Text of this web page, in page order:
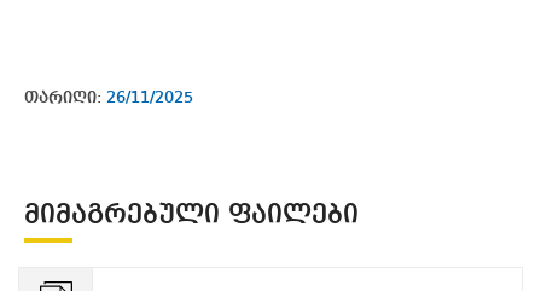
თარიღი: 26/11/2025
ᲛᲘᲛᲐᲒᲠᲔᲑᲣᲚᲘ ᲤᲐᲘᲚᲔᲑᲘ